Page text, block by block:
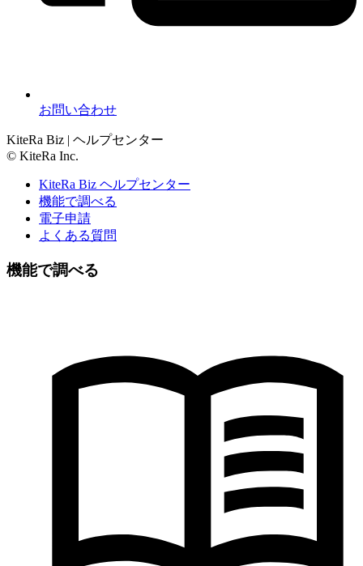
お問い合わせ
KiteRa Biz | ヘルプセンター
© KiteRa Inc.
KiteRa Biz ヘルプセンター
機能で調べる
電子申請
よくある質問
機能で調べる